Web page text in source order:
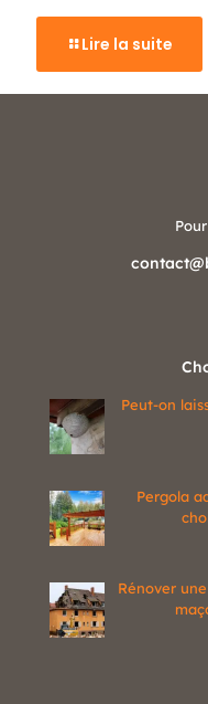
Lire la suite
Peut-on
Pergola
Rénover